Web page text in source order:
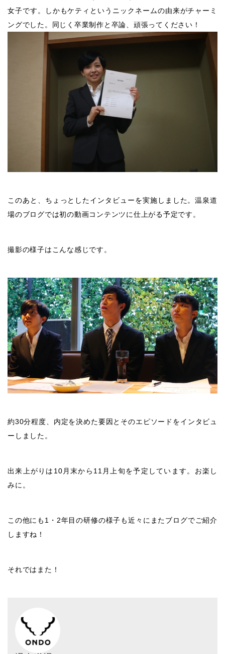
女子です。しかもケティというニックネームの由来がチャーミ
ングでした。同じく卒業制作と卒論、頑張ってください！
このあと、ちょっとしたインタビューを実施しました。温泉道
場のブログでは初の動画コンテンツに仕上がる予定です。
撮影の様子はこんな感じです。
約30分程度、内定を決めた要因とそのエピソードをインタビュ
ーしました。
出来上がりは10月末から11月上旬を予定しています。お楽し
みに。
この他にも1・2年目の研修の様子も近々にまたブログでご紹介
しますね！
それではまた！